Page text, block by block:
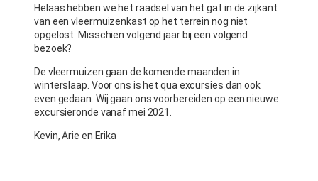
Helaas hebben we het raadsel van het gat in de zijkant
van een vleermuizenkast op het terrein nog niet
opgelost. Misschien volgend jaar bij een volgend
bezoek?
De vleermuizen gaan de komende maanden in
winterslaap. Voor ons is het qua excursies dan ook
even gedaan. Wij gaan ons voorbereiden op een nieuwe
excursieronde vanaf mei 2021.
Kevin, Arie en Erika